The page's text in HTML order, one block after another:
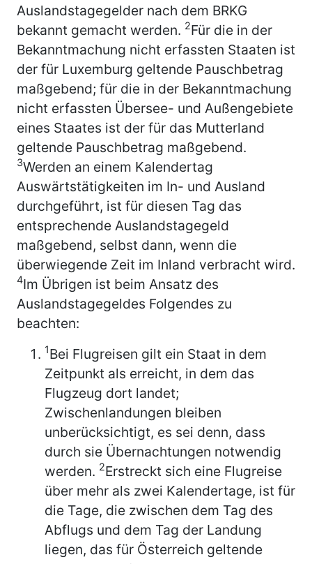
Auslandstagegelder nach dem BRKG
bekannt gemacht werden. 2Für die in der
Bekanntmachung nicht erfassten Staaten ist
der für Luxemburg geltende Pauschbetrag
maßgebend; für die in der Bekanntmachung
nicht erfassten Übersee- und Außengebiete
eines Staates ist der für das Mutterland
geltende Pauschbetrag maßgebend.
3Werden an einem Kalendertag
Auswärtstätigkeiten im In- und Ausland
durchgeführt, ist für diesen Tag das
entsprechende Auslandstagegeld
maßgebend, selbst dann, wenn die
überwiegende Zeit im Inland verbracht wird.
4Im Übrigen ist beim Ansatz des
Auslandstagegeldes Folgendes zu
beachten:
1Bei Flugreisen gilt ein Staat in dem
Zeitpunkt als erreicht, in dem das
Flugzeug dort landet;
Zwischenlandungen bleiben
unberücksichtigt, es sei denn, dass
durch sie Übernachtungen notwendig
werden. 2Erstreckt sich eine Flugreise
über mehr als zwei Kalendertage, ist für
die Tage, die zwischen dem Tag des
Abflugs und dem Tag der Landung
liegen, das für Österreich geltende